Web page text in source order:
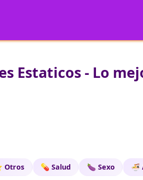
Estaticos - Lo
Otros 💊 Salud 🍆 Sexo 🍜